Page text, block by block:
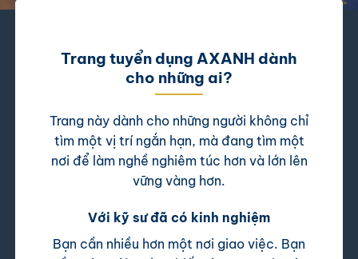
Trang tuyển dụng AXANH dành
cho những ai?
Trang này dành cho những người không chỉ
tìm một vị trí ngắn hạn, mà đang tìm một
nơi để làm nghề nghiêm túc hơn và lớn lên
vững vàng hơn.
Với kỹ sư đã có kinh nghiệm
Bạn cần nhiều hơn một nơi giao việc. Bạn